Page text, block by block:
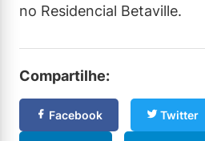
no Residencial Betaville.
Compartilhe:
Facebook Twitter